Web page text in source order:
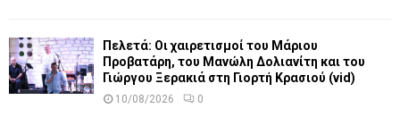
Πελετά: Οι χαιρετισμοί του Μάριου
Προβατάρη, του Μανώλη Δολιανίτη και του
Γιώργου Ξερακιά στη Γιορτή Κρασιού (vid)
10/08/2026 0